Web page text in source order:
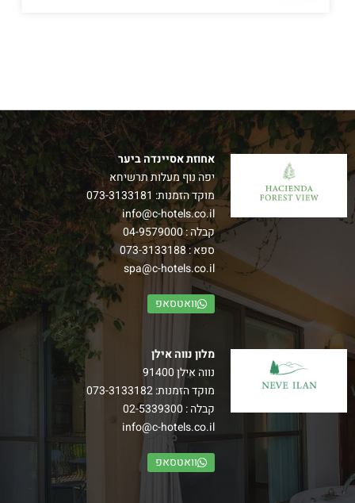
אחוזת אסיינדה ביער
יפה נוף מעלות תרשיחא
מוקד הזמנות: 073-3133181
info@c-hotels.co.il
קבלה :04-9579000
ספא :073-3133188
spa@c-hotels.co.il
וואטסאפ
מלון נווה אילן
נווה אילן 91400
מוקד הזמנות:073-3133182
קבלה : 02-5339300
info@c-hotels.co.il
וואטסאפ